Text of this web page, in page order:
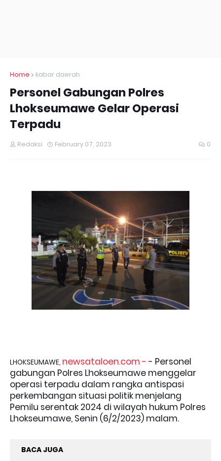
Home kabar daerah
Personel Gabungan Polres
Lhokseumawe Gelar Operasi
Terpadu
Redaksi February 07, 2023 0
LHOKSEUMAWE, newsataloen.com - - Personel
gabungan Polres Lhokseumawe menggelar
operasi terpadu dalam rangka antispasi
perkembangan situasi politik menjelang
Pemilu serentak 2024 di wilayah hukum Polres
Lhokseumawe, Senin (6/2/2023) malam.
BACA JUGA